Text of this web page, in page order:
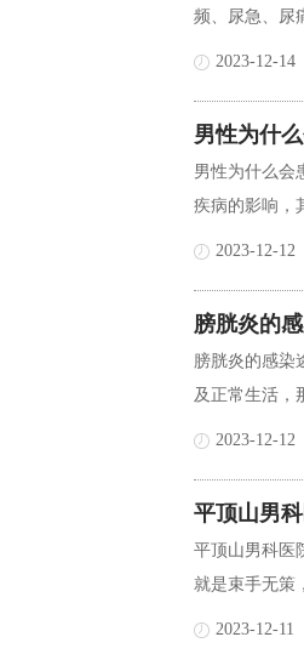
频、尿急、尿
2023-12-14
男性为什
男性为什么会
疾病的影响，
2023-12-12
膀胱炎的
膀胱炎的感染
及正常生活，
2023-12-12
平顶山男
平顶山男科医
就是束手无策
2023-12-11